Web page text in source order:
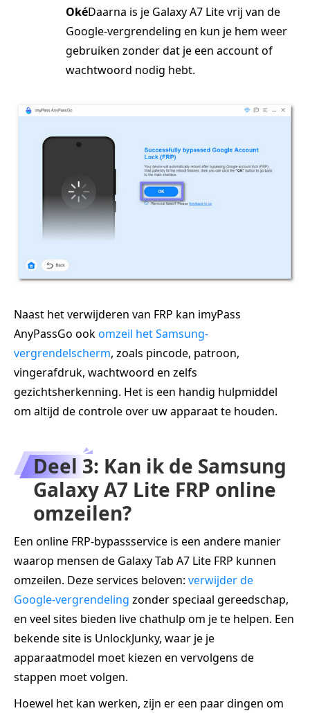
OkéDaarna is je Galaxy A7 Lite vrij van de
Google-vergrendeling en kun je hem weer
gebruiken zonder dat je een account of
wachtwoord nodig hebt.
Naast het verwijderen van FRP kan imyPass
AnyPassGo ookomzeil het Samsung-
vergrendelscherm, zoals pincode, patroon,
vingerafdruk, wachtwoord en zelfs
gezichtsherkenning. Het is een handig hulpmiddel
om altijd de controle over uw apparaat te houden.
Deel 3: Kan ik de Samsung
Galaxy A7 Lite FRP online
omzeilen?
Een online FRP-bypassservice is een andere manier
waarop mensen de Galaxy Tab A7 Lite FRP kunnen
omzeilen. Deze services beloven: verwijder de
Google-vergrendeling zonder speciaal gereedschap,
en veel sites bieden live chathulp om je te helpen. Een
bekende site is UnlockJunky, waar je je
apparaatmodel moet kiezen en vervolgens de
stappen moet volgen.
Hoewel het kan werken, zijn er een paar dingen om